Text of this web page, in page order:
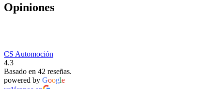
Opiniones
CS Automoción
4.3
Basado en 42 reseñas.
powered by Google